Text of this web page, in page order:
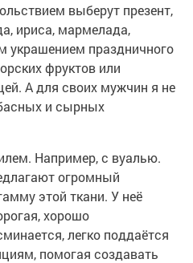
выберут презент,
ириса, мармелада,
украшением праздничного
фруктов или
А для своих мужчин я не
и сырных
Например, с вуалью.
огромный
этой ткани. У неё
хорошо
легко поддаётся
помогая создавать